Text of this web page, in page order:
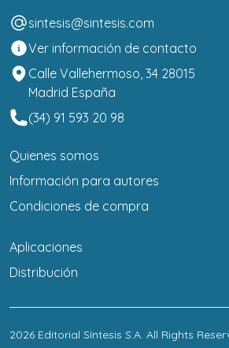
sintesis@sintesis.com
Ver información de contacto
Calle Vallehermoso, 34 28015
Madrid España
(34) 91 593 20 98
Quienes somos
Información para autores
Condiciones de compra
Aplicaciones
Distribución
2026 Editorial Síntesis S.A. All Rights